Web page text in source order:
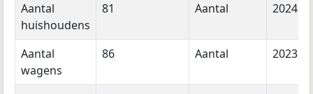
Aantal
huishoudens
81 Aantal 2024
Aantal
wagens
86 Aantal 2023